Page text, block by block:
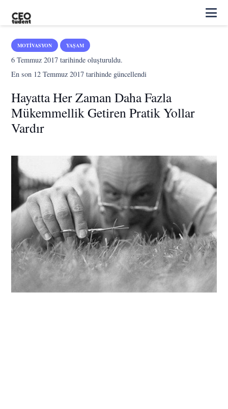
MOTIVASYON YAŞAM
6 Temmuz 2017 tarihinde oluşturuldu.
En son 12 Temmuz 2017 tarihinde güncellendi
Hayatta Her Zaman Daha Fazla
Mükemmellik Getiren Pratik Yollar
Vardır